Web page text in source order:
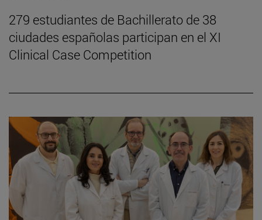
279 estudiantes de Bachillerato de 38
ciudades españolas participan en el XI
Clinical Case Competition